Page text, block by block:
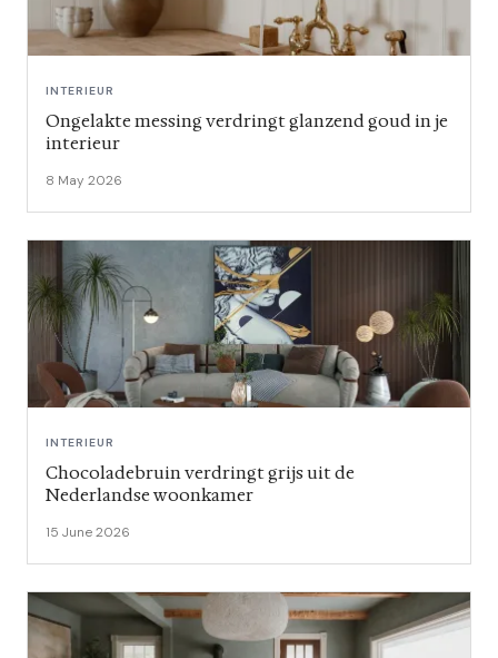
INTERIEUR
Ongelakte messing verdringt glanzend goud in je
interieur
8 May 2026
INTERIEUR
Chocoladebruin verdringt grijs uit de
Nederlandse woonkamer
15 June 2026